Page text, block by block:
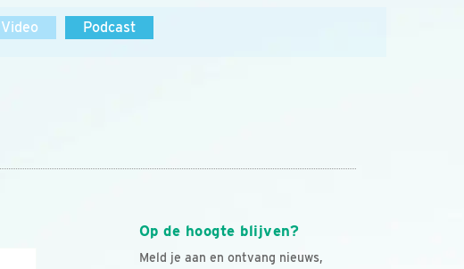
Video Podcast
Op de hoogte blijven?
Meld je aan en ontvang nieuws,